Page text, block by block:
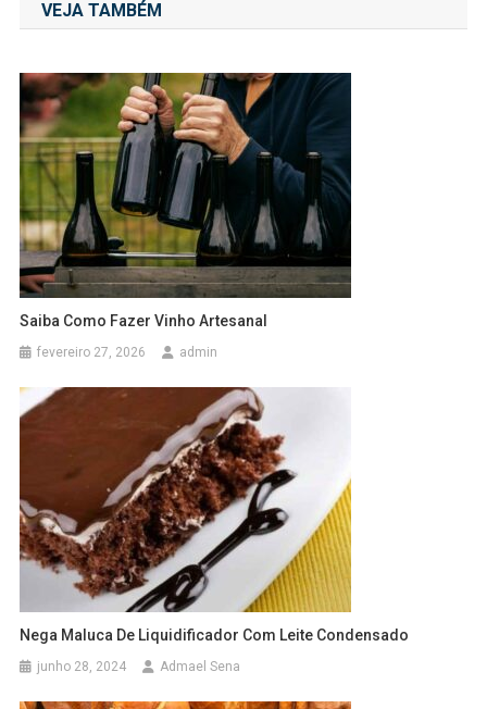
Post
VEJA TAMBÉM
Saiba Como Fazer Vinho Artesanal
fevereiro 27, 2026 admin
Nega Maluca De Liquidificador Com Leite Condensado
junho 28, 2024 Admael Sena